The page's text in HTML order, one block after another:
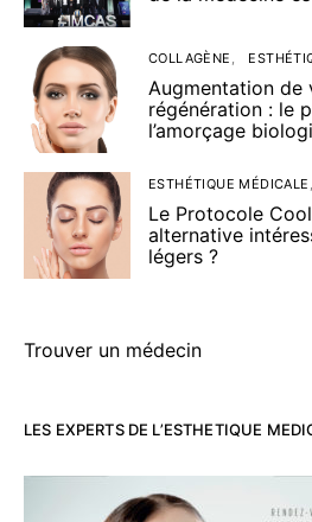
COLLAGÈNE
Augmentation de
régénération : le
l’amorçage
ESTHÉTIQUE MÉDICALE
Le Protocole
alternative
légers ?
Trouver un médecin
LES EXPERTS DE L’ESTHETIQUE